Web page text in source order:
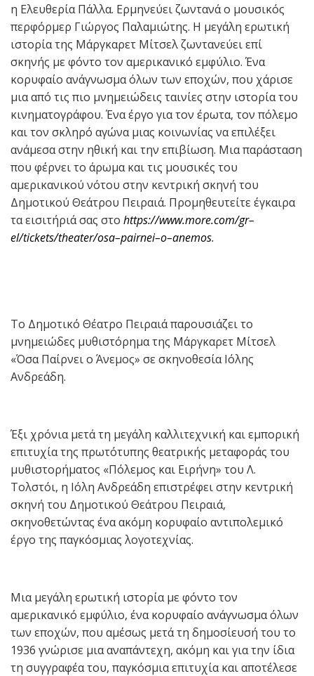
η Ελευθερία Πάλλα. Ερμηνεύει ζωντανά ο μουσικός
περφόρμερ Γιώργος Παλαμιώτης. Η μεγάλη ερωτική
ιστορία της Μάργκαρετ Μίτσελ ζωντανεύει επί
σκηνής με φόντο τον αμερικανικό εμφύλιο. Ένα
κορυφαίο ανάγνωσμα όλων των εποχών, που χάρισε
μια από τις πιο μνημειώδεις ταινίες στην ιστορία του
κινηματογράφου. Ένα έργο για τον έρωτα, τον πόλεμο
και τον σκληρό αγώνα μιας κοινωνίας να επιλέξει
ανάμεσα στην ηθική και την επιβίωση. Μια παράσταση
που φέρνει το άρωμα και τις μουσικές του
αμερικανικού νότου στην κεντρική σκηνή του
Δημοτικού Θεάτρου Πειραιά. Προμηθευτείτε έγκαιρα
τα εισιτήριά σας στο https://www.more.com/gr–
el/tickets/theater/osa–pairnei–o–anemos.
Το Δημοτικό Θέατρο Πειραιά παρουσιάζει το
μνημειώδες μυθιστόρημα της Μάργκαρετ Μίτσελ
«Όσα Παίρνει ο Άνεμος» σε σκηνοθεσία Ιόλης
Ανδρεάδη.
Έξι χρόνια μετά τη μεγάλη καλλιτεχνική και εμπορική
επιτυχία της πρωτότυπης θεατρικής μεταφοράς του
μυθιστορήματος «Πόλεμος και Ειρήνη» του Λ.
Τολστόι, η Ιόλη Ανδρεάδη επιστρέφει στην κεντρική
σκηνή του Δημοτικού Θεάτρου Πειραιά,
σκηνοθετώντας ένα ακόμη κορυφαίο αντιπολεμικό
έργο της παγκόσμιας λογοτεχνίας.
Μια μεγάλη ερωτική ιστορία με φόντο τον
αμερικανικό εμφύλιο, ένα κορυφαίο ανάγνωσμα όλων
των εποχών, που αμέσως μετά τη δημοσίευσή του το
1936 γνώρισε μια αναπάντεχη, ακόμη και για την ίδια
τη συγγραφέα του, παγκόσμια επιτυχία και αποτέλεσε